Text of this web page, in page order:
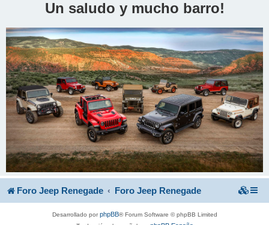
Un saludo y mucho barro!
Foro Jeep Renegade Foro Jeep Renegade
Desarrollado porphpBB® Forum Software © phpBB Limited